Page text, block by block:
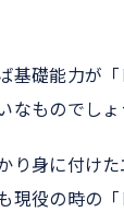
基礎能力が
なものでしょ
り身に付けた
現役の時の